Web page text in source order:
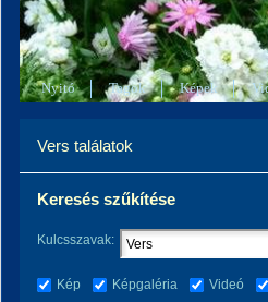
Nyitó Tagok Képek
Vers találatok
Keresés szűkítése
Kulcsszavak:
Kép Képgaléria Videó